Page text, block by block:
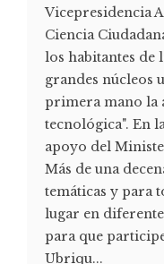
Vicepresidencia
Ciencia
los habitantes de
grandes núcleos
primera mano la
tecnológica". En
apoyo del
Más de una
temáticas y para
lugar en
para que
Ubriqu...